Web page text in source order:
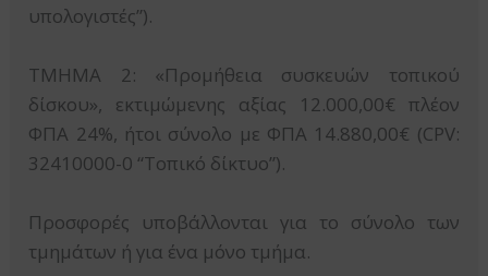
υπολογιστές”).
ΤΜΗΜΑ 2: «Προμήθεια συσκευών τοπικού
δίσκου», εκτιμώμενης αξίας 12.000,00€ πλέον
ΦΠΑ 24%, ήτοι σύνολο με ΦΠΑ 14.880,00€ (CPV:
32410000-0 “Τοπικό δίκτυο”).
Προσφορές υποβάλλονται για το σύνολο των
τμημάτων ή για ένα μόνο τμήμα.